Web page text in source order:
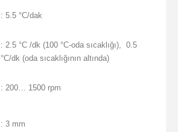
: 5.5 °C/dak
: 2.5 °C /dk (100 °C-oda sıcaklığı), 0.5
°C/dk (oda sıcaklığının altında)
: 200… 1500 rpm
: 3 mm